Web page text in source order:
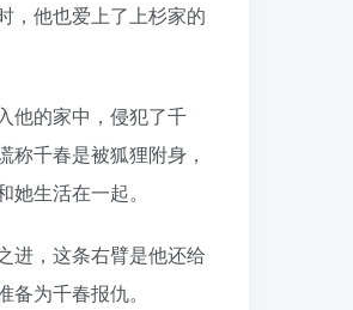
，他也爱上了上杉家的
他的家中，侵犯了千
千春是被狐狸附身，
生活在一起。
进，这条右臂是他还给
为千春报仇。